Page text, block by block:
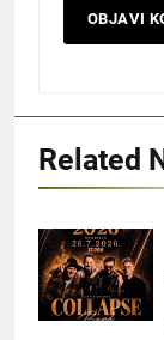
Related